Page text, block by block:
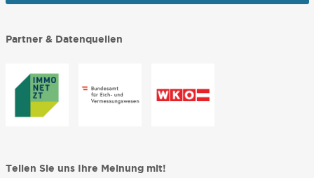
Partner & Datenquellen
Teilen Sie uns Ihre Meinung mit!